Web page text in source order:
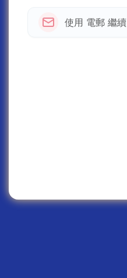
使用 電郵 繼續